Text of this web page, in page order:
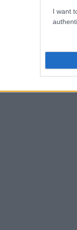
I want
ambulanze
Aurunca — per
un
la Viabilità,
di risorse in